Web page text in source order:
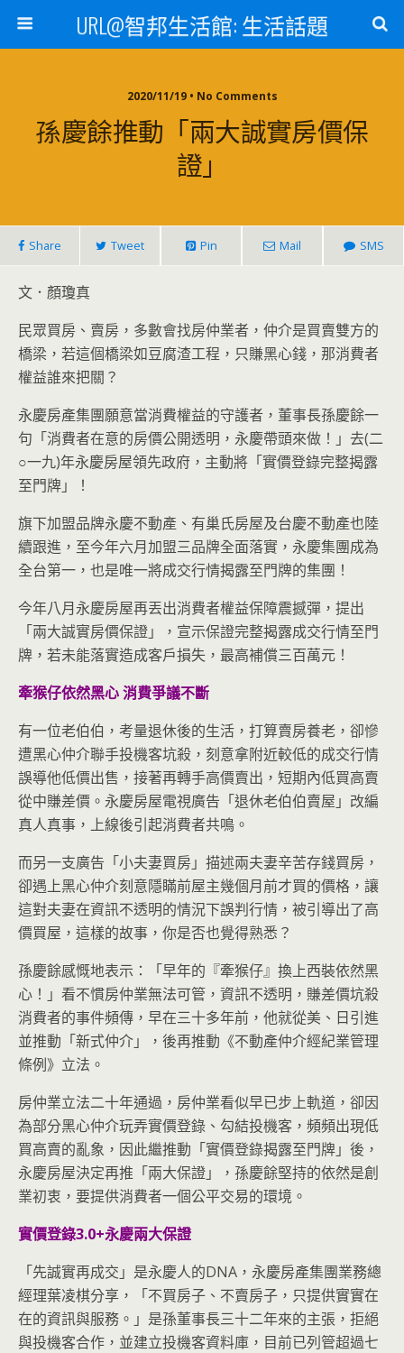
URL@智邦生活館: 生活話題
2020/11/19 • No Comments
孫慶餘推動「兩大誠實房價保
證」
Share Tweet Pin Mail SMS
文．顏瓊真
民眾買房、賣房，多數會找房仲業者，仲介是買賣雙方的
橋梁，若這個橋梁如豆腐渣工程，只賺黑心錢，那消費者
權益誰來把關？
永慶房產集團願意當消費權益的守護者，董事長孫慶餘一
句「消費者在意的房價公開透明，永慶帶頭來做！」去(二
○一九)年永慶房屋領先政府，主動將「實價登錄完整揭露
至門牌」！
旗下加盟品牌永慶不動產、有巢氏房屋及台慶不動產也陸
續跟進，至今年六月加盟三品牌全面落實，永慶集團成為
全台第一，也是唯一將成交行情揭露至門牌的集團！
今年八月永慶房屋再丟出消費者權益保障震撼彈，提出
「兩大誠實房價保證」，宣示保證完整揭露成交行情至門
牌，若未能落實造成客戶損失，最高補償三百萬元！
牽猴仔依然黑心消費爭議不斷
有一位老伯伯，考量退休後的生活，打算賣房養老，卻慘
遭黑心仲介聯手投機客坑殺，刻意拿附近較低的成交行情
誤導他低價出售，接著再轉手高價賣出，短期內低買高賣
從中賺差價。永慶房屋電視廣告「退休老伯伯賣屋」改編
真人真事，上線後引起消費者共鳴。
而另一支廣告「小夫妻買房」描述兩夫妻辛苦存錢買房，
卻遇上黑心仲介刻意隱瞞前屋主幾個月前才買的價格，讓
這對夫妻在資訊不透明的情況下誤判行情，被引導出了高
價買屋，這樣的故事，你是否也覺得熟悉？
孫慶餘感慨地表示：「早年的『牽猴仔』換上西裝依然黑
心！」看不慣房仲業無法可管，資訊不透明，賺差價坑殺
消費者的事件頻傳，早在三十多年前，他就從美、日引進
並推動「新式仲介」，後再推動《不動產仲介經紀業管理
條例》立法。
房仲業立法二十年通過，房仲業看似早已步上軌道，卻因
為部分黑心仲介玩弄實價登錄、勾結投機客，頻頻出現低
買高賣的亂象，因此繼推動「實價登錄揭露至門牌」後，
永慶房屋決定再推「兩大保證」，孫慶餘堅持的依然是創
業初衷，要提供消費者一個公平交易的環境。
實價登錄3.0+永慶兩大保證
「先誠實再成交」是永慶人的DNA，永慶房產集團業務總
經理葉凌棋分享，「不買房子、不賣房子，只提供實實在
在的資訊與服務。」是孫董事長三十二年來的主張，拒絕
與投機客合作，並建立投機客資料庫，目前已列管超過七